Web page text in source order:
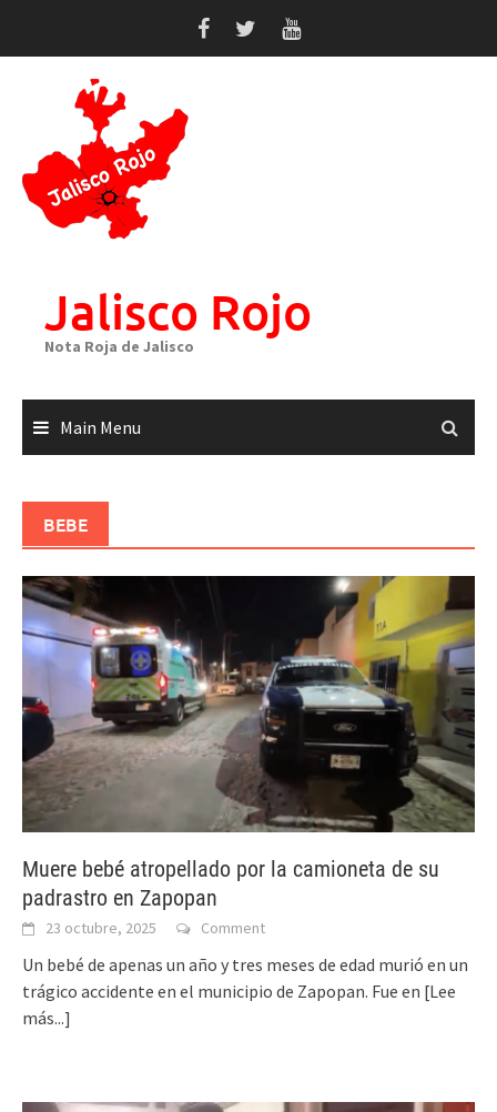
Jalisco Rojo
Nota Roja de Jalisco
Main Menu
BEBE
Muere bebé atropellado por la camioneta de su
padrastro en Zapopan
23 octubre, 2025 Comment
Un bebé de apenas un año y tres meses de edad murió en un
trágico accidente en el municipio de Zapopan. Fue en [Lee
más...]